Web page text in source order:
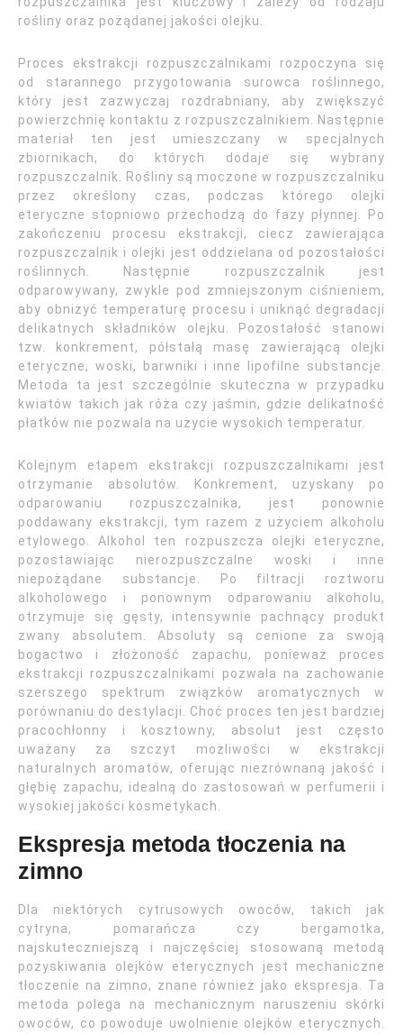
rośliny oraz pożądanej jakości olejku.
Proces ekstrakcji rozpuszczalnikami rozpoczyna się
od starannego przygotowania surowca roślinnego,
który jest zazwyczaj rozdrabniany, aby zwiększyć
powierzchnię kontaktu z rozpuszczalnikiem. Następnie
materiał ten jest umieszczany w specjalnych
zbiornikach, do których dodaje się wybrany
rozpuszczalnik. Rośliny są moczone w rozpuszczalniku
przez określony czas, podczas którego olejki
eteryczne stopniowo przechodzą do fazy płynnej. Po
zakończeniu procesu ekstrakcji, ciecz zawierająca
rozpuszczalnik i olejki jest oddzielana od pozostałości
roślinnych. Następnie rozpuszczalnik jest
odparowywany, zwykle pod zmniejszonym ciśnieniem,
aby obniżyć temperaturę procesu i uniknąć degradacji
delikatnych składników olejku. Pozostałość stanowi
tzw. konkrement, półstałą masę zawierającą olejki
eteryczne, woski, barwniki i inne lipofilne substancje.
Metoda ta jest szczególnie skuteczna w przypadku
kwiatów takich jak róża czy jaśmin, gdzie delikatność
płatków nie pozwala na użycie wysokich temperatur.
Kolejnym etapem ekstrakcji rozpuszczalnikami jest
otrzymanie absolutów. Konkrement, uzyskany po
odparowaniu rozpuszczalnika, jest ponownie
poddawany ekstrakcji, tym razem z użyciem alkoholu
etylowego. Alkohol ten rozpuszcza olejki eteryczne,
pozostawiając nierozpuszczalne woski i inne
niepożądane substancje. Po filtracji roztworu
alkoholowego i ponownym odparowaniu alkoholu,
otrzymuje się gęsty, intensywnie pachnący produkt
zwany absolutem. Absoluty są cenione za swoją
bogactwo i złożoność zapachu, ponieważ proces
ekstrakcji rozpuszczalnikami pozwala na zachowanie
szerszego spektrum związków aromatycznych w
porównaniu do destylacji. Choć proces ten jest bardziej
pracochłonny i kosztowny, absolut jest często
uważany za szczyt możliwości w ekstrakcji
naturalnych aromatów, oferując niezrównaną jakość i
głębię zapachu, idealną do zastosowań w perfumerii i
wysokiej jakości kosmetykach.
Ekspresja metoda tłoczenia na
zimno
Dla niektórych cytrusowych owoców, takich jak
cytryna, pomarańcza czy bergamotka,
najskuteczniejszą i najczęściej stosowaną metodą
pozyskiwania olejków eterycznych jest mechaniczne
tłoczenie na zimno, znane również jako ekspresja. Ta
metoda polega na mechanicznym naruszeniu skórki
owoców, co powoduje uwolnienie olejków eterycznych.